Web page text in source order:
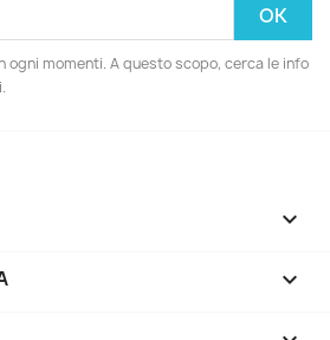
ogni momenti. A questo scopo, cerca le info

